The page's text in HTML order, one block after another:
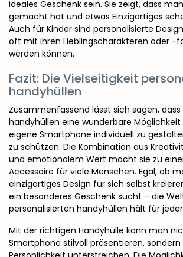
ideales Geschenk sein. Sie zeigt, dass
gemacht hat und etwas Einzigartiges
Auch für Kinder sind personalisierte
oft mit ihren Lieblingscharakteren oder -
werden können.
Fazit: Die Vielseitigkeit
handyhüllen
Zusammenfassend lässt sich sagen,
handyhüllen eine wunderbare Möglichkeit
eigene Smartphone individuell zu
zu schützen. Die Kombination aus
und emotionalem Wert macht sie zu
Accessoire für viele Menschen. Egal, ob
einzigartiges Design für sich selbst
ein besonderes Geschenk sucht – die
personalisierten handyhüllen hält für
Mit der richtigen Handyhülle kann man
Smartphone stilvoll präsentieren,